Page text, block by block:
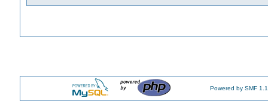
Powered by SMF